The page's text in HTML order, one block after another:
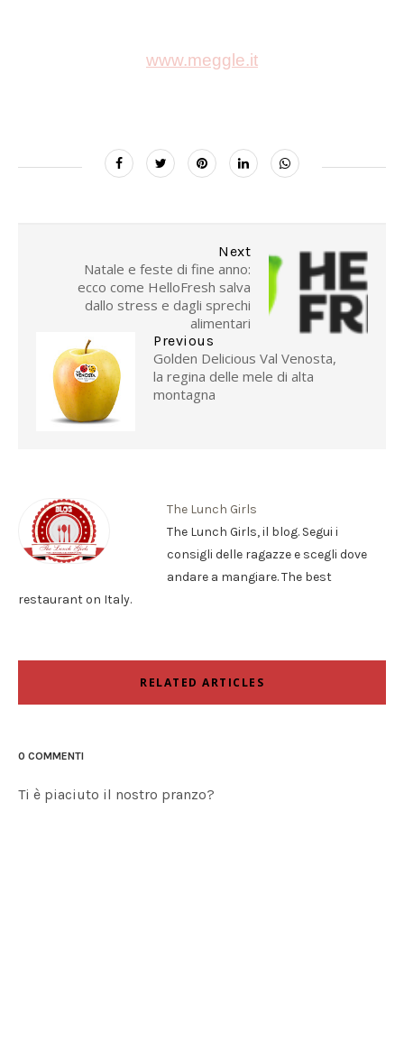
www.meggle.it
Next
Natale e feste di fine anno:
ecco come HelloFresh salva
dallo stress e dagli sprechi
alimentari
Previous
Golden Delicious Val Venosta,
la regina delle mele di alta
montagna
The Lunch Girls
The Lunch Girls, il blog. Segui i
consigli delle ragazze e scegli dove
andare a mangiare. The best
restaurant on Italy.
RELATED ARTICLES
0 COMMENTI
Ti è piaciuto il nostro pranzo?